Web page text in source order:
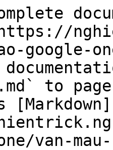
google-
to
van-